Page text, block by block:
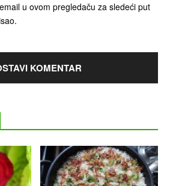
u ovom pregledaču za sledeći put